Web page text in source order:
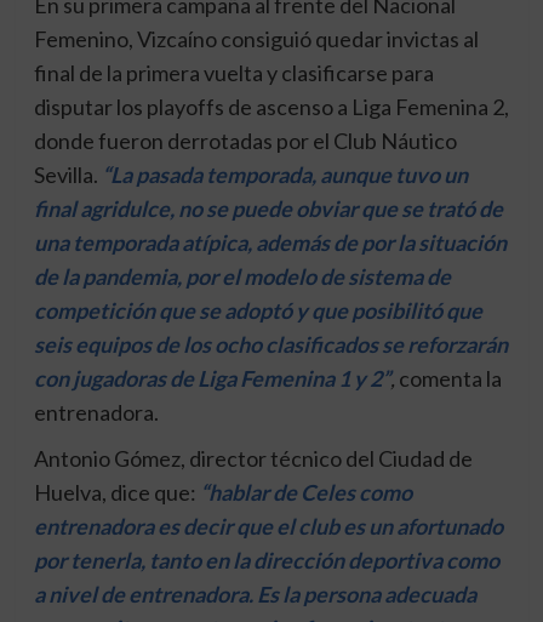
Femenino, Vizcaíno consiguió quedar invictas al
final de la primera vuelta y clasificarse para
disputar los playoffs de ascenso a Liga Femenina 2,
donde fueron derrotadas por el Club Náutico
Sevilla. “La pasada temporada, aunque tuvo un
final agridulce, no se puede obviar que se trató de
una temporada atípica, además de por la situación
de la pandemia, por el modelo de sistema de
competición que se adoptó y que posibilitó que
seis equipos de los ocho clasificados se reforzarán
con jugadoras de Liga Femenina 1 y 2”, comenta la
entrenadora.
Antonio Gómez, director técnico del Ciudad de
Huelva, dice que: “hablar de Celes como
entrenadora es decir que el club es un afortunado
por tenerla, tanto en la dirección deportiva como
a nivel de entrenadora. Es la persona adecuada